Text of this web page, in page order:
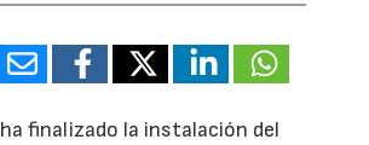
ha finalizado la instalación del